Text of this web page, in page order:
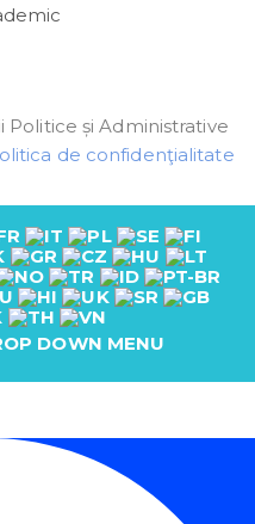
Politice și Administrative
de confidenţialitate